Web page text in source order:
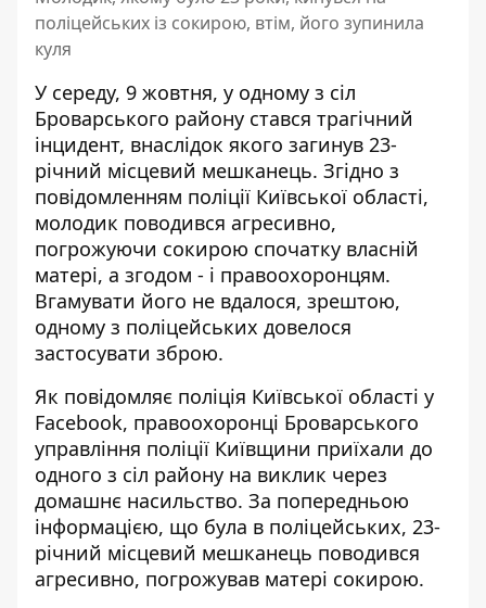
поліцейських із сокирою, втім, його зупинила
куля
У середу, 9 жовтня, у одному з сіл
Броварського району стався трагічний
інцидент, внаслідок якого загинув 23-
річний місцевий мешканець. Згідно з
повідомленням поліції Київської області,
молодик поводився агресивно,
погрожуючи сокирою спочатку власній
матері, а згодом - і правоохоронцям.
Вгамувати його не вдалося, зрештою,
одному з поліцейських довелося
застосувати зброю.
Як повідомляє поліція Київської області у
Facebook, правоохоронці Броварського
управління поліції Київщини приїхали до
одного з сіл району на виклик через
домашнє насильство. За попередньою
інформацією, що була в поліцейських, 23-
річний місцевий мешканець поводився
агресивно, погрожував матері сокирою.